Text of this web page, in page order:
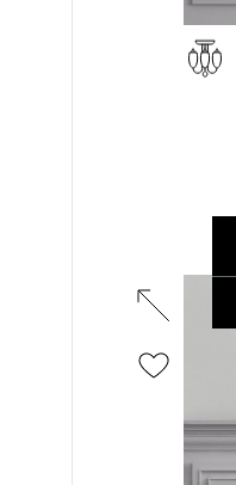
PROGETTI